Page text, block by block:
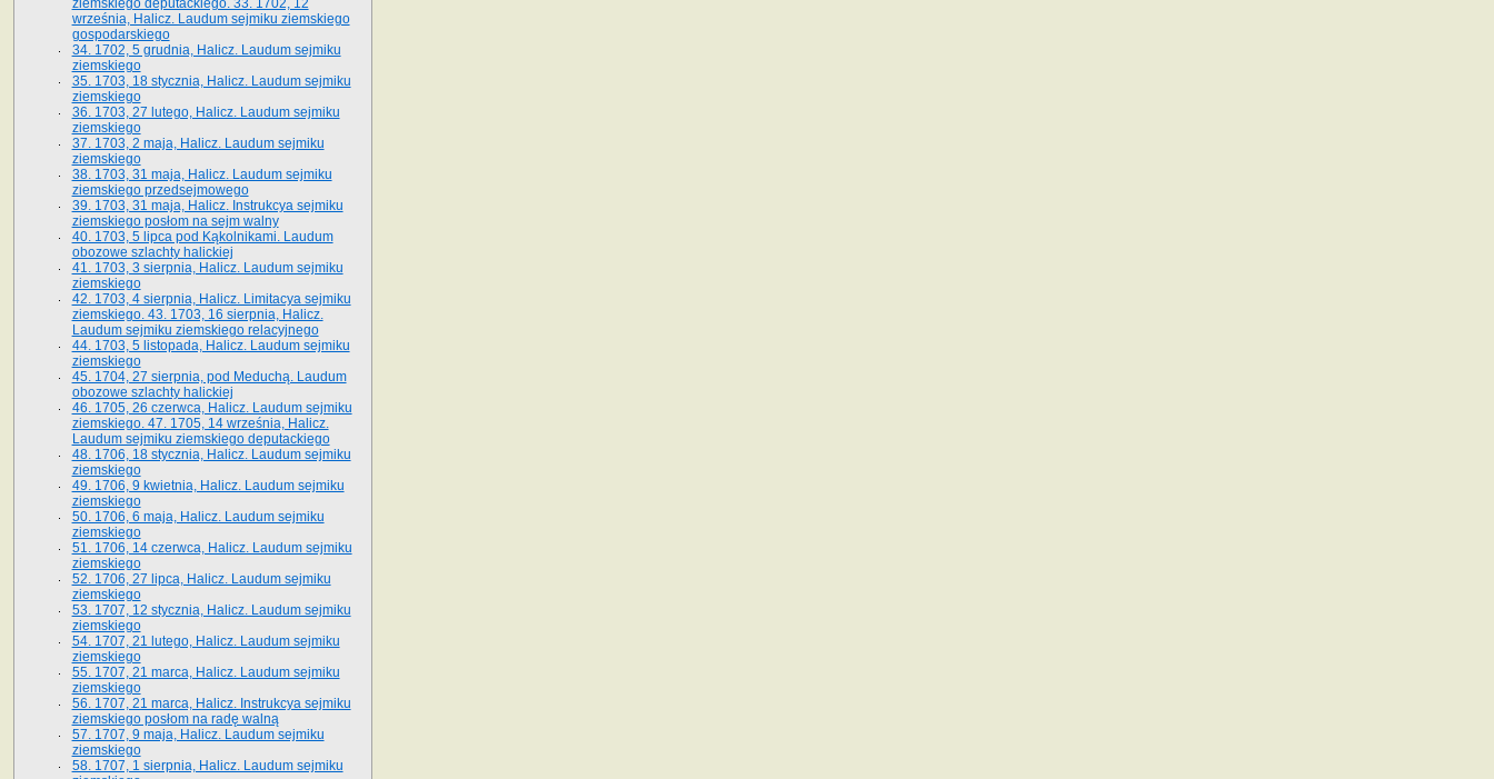
ziemskiego deputackiego. 33. 1702, 12
września, Halicz. Laudum sejmiku ziemskiego
gospodarskiego
34. 1702, 5 grudnia, Halicz. Laudum sejmiku
ziemskiego
35. 1703, 18 stycznia, Halicz. Laudum sejmiku
ziemskiego
36. 1703, 27 lutego, Halicz. Laudum sejmiku
ziemskiego
37. 1703, 2 maja, Halicz. Laudum sejmiku
ziemskiego
38. 1703, 31 maja, Halicz. Laudum sejmiku
ziemskiego przedsejmowego
39. 1703, 31 maja, Halicz. Instrukcya sejmiku
ziemskiego posłom na sejm walny
40. 1703, 5 lipca pod Kąkolnikami. Laudum
obozowe szlachty halickiej
41­. 1703, 3 sierpnia, Halicz. Laudum sejmiku
ziemskiego
42. 1703, 4 sierpnia, Halicz. Limitacya sejmiku
ziemskiego. 43. 1703, 16 sierpnia, Halicz.
Laudum sejmiku ziemskiego relacyjnego
44. 1703, 5 listopada, Halicz. Laudum sejmiku
ziemskiego
45. 1704, 27 sierpnia, pod Meduchą. Laudum
obozowe szlachty halickiej
46. 1705, 26 czerwca, Halicz. Laudum sejmiku
ziemskiego. 47. 1705, 14 września, Halicz.
Laudum sejmiku ziemskiego deputackiego
48. 1706, 18 stycznia, Halicz. Laudum sejmiku
ziemskiego
49. 1706, 9 kwietnia, Halicz. Laudum sejmiku
ziemskiego
50. 1706, 6 maja, Halicz. Laudum sejmiku
ziemskiego
51. 1706, 14 czerwca, Halicz. Laudum sejmiku
ziemskiego
52. 1706, 27 lipca, Halicz. Laudum sejmiku
ziemskiego
53. 1707, 12 stycznia, Halicz. Laudum sejmiku
ziemskiego
54. 1707, 21 lutego, Halicz. Laudum sejmiku
ziemskiego
55. 1707, 21 marca, Halicz. Laudum sejmiku
ziemskiego
56. 1707, 21 marca, Halicz. Instrukcya sejmiku
ziemskiego posłom na radę walną
57. 1707, 9 maja, Halicz. Laudum sejmiku
ziemskiego
58. 1707, 1 sierpnia, Halicz. Laudum sejmiku